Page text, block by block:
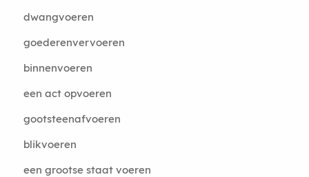
dwangvoeren
goederenvervoeren
binnenvoeren
een act opvoeren
gootsteenafvoeren
blikvoeren
een grootse staat voeren